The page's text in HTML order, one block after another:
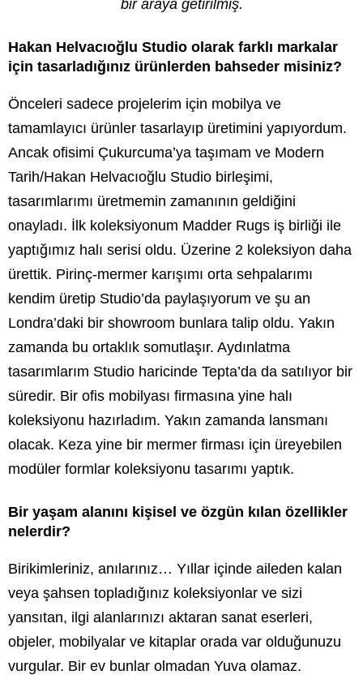
bir araya getirilmiş.
Hakan Helvacıoğlu Studio olarak farklı markalar
için tasarladığınız ürünlerden bahseder misiniz?
Önceleri sadece projelerim için mobilya ve
tamamlayıcı ürünler tasarlayıp üretimini yapıyordum.
Ancak ofisimi Çukurcuma’ya taşımam ve Modern
Tarih/Hakan Helvacıoğlu Studio birleşimi,
tasarımlarımı üretmemin zamanının geldiğini
onayladı. İlk koleksiyonum Madder Rugs iş birliği ile
yaptığımız halı serisi oldu. Üzerine 2 koleksiyon daha
ürettik. Pirinç-mermer karışımı orta sehpalarımı
kendim üretip Studio’da paylaşıyorum ve şu an
Londra’daki bir showroom bunlara talip oldu. Yakın
zamanda bu ortaklık somutlaşır. Aydınlatma
tasarımlarım Studio haricinde Tepta’da da satılıyor bir
süredir. Bir ofis mobilyası firmasına yine halı
koleksiyonu hazırladım. Yakın zamanda lansmanı
olacak. Keza yine bir mermer firması için üreyebilen
modüler formlar koleksiyonu tasarımı yaptık.
Bir yaşam alanını kişisel ve özgün kılan özellikler
nelerdir?
Birikimleriniz, anılarınız… Yıllar içinde aileden kalan
veya şahsen topladığınız koleksiyonlar ve sizi
yansıtan, ilgi alanlarınızı aktaran sanat eserleri,
objeler, mobilyalar ve kitaplar orada var olduğunuzu
vurgular. Bir ev bunlar olmadan Yuva olamaz.